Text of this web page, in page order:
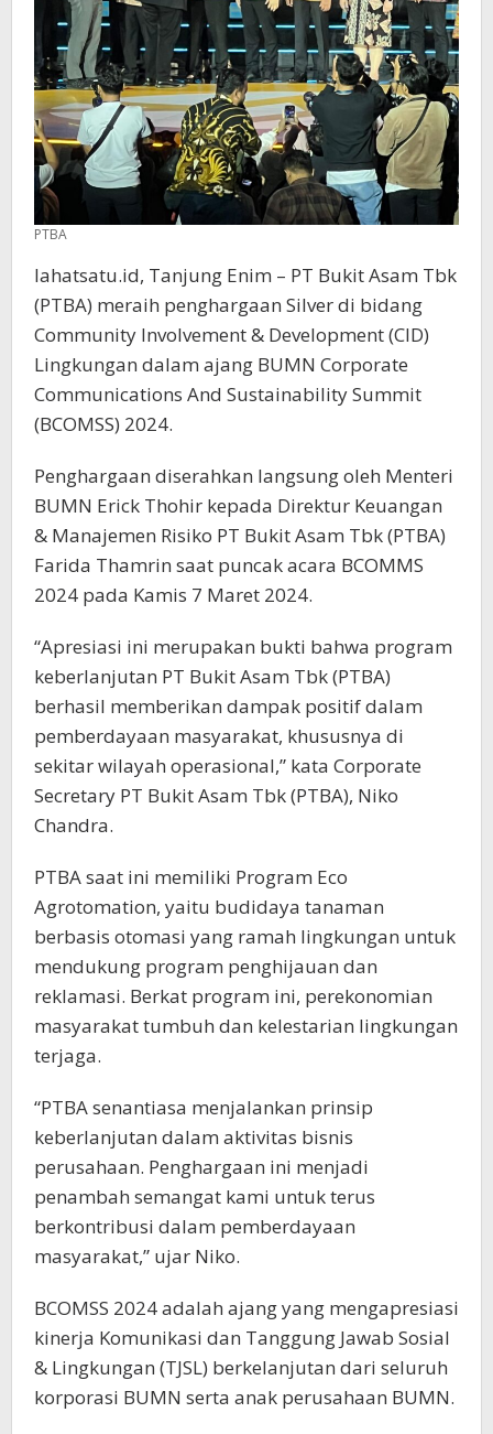
PTBA
lahatsatu.id, Tanjung Enim – PT Bukit Asam Tbk
(PTBA) meraih penghargaan Silver di bidang
Community Involvement & Development (CID)
Lingkungan dalam ajang BUMN Corporate
Communications And Sustainability Summit
(BCOMSS) 2024.
Penghargaan diserahkan langsung oleh Menteri
BUMN Erick Thohir kepada Direktur Keuangan
& Manajemen Risiko PT Bukit Asam Tbk (PTBA)
Farida Thamrin saat puncak acara BCOMMS
2024 pada Kamis 7 Maret 2024.
“Apresiasi ini merupakan bukti bahwa program
keberlanjutan PT Bukit Asam Tbk (PTBA)
berhasil memberikan dampak positif dalam
pemberdayaan masyarakat, khususnya di
sekitar wilayah operasional,” kata Corporate
Secretary PT Bukit Asam Tbk (PTBA), Niko
Chandra.
PTBA saat ini memiliki Program Eco
Agrotomation, yaitu budidaya tanaman
berbasis otomasi yang ramah lingkungan untuk
mendukung program penghijauan dan
reklamasi. Berkat program ini, perekonomian
masyarakat tumbuh dan kelestarian lingkungan
terjaga.
“PTBA senantiasa menjalankan prinsip
keberlanjutan dalam aktivitas bisnis
perusahaan. Penghargaan ini menjadi
penambah semangat kami untuk terus
berkontribusi dalam pemberdayaan
masyarakat,” ujar Niko.
BCOMSS 2024 adalah ajang yang mengapresiasi
kinerja Komunikasi dan Tanggung Jawab Sosial
& Lingkungan (TJSL) berkelanjutan dari seluruh
korporasi BUMN serta anak perusahaan BUMN.